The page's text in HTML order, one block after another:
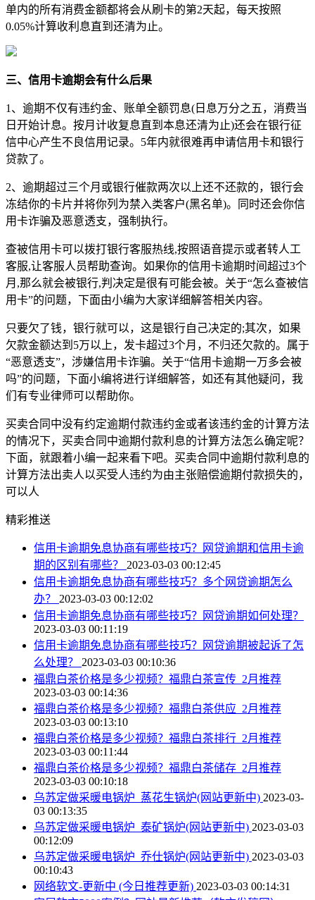
单内的所有消费金额都将会从刷卡的第2天起，每天按照
0.05%计算收利息直到还清为止。
三、信用卡逾期会有什么后果
1、逾期不仅有违约金、账单全额罚息(日息万分之五，消费当
日开始计息。按月计收复息直到本息还清为止)还会在银行征
信中心产生不良信用记录。5年内就很难再申请信用卡和银行
贷款了。
2、逾期超过三个月或银行催款两次以上还不还款的，银行会
冻结你的卡片并将你列为禁入类客户(黑名单)。同时还会你信
用卡诈骗及恶意透支，强制执行。
查被信用卡可以拨打银行客服热线,按照语音提示或者转人工
客服,让客服人员帮助查询。如果你的信用卡逾期时间超过3个
月,那么就会被银行,判决定是很有可能会被。关于“怎么查被信
用卡”的问题，下面由小编为大家详细解答相关内容。
只要欠了钱，银行就可以，这是银行自己决定的;其次，如果
欠款金额达到5万以上，发卡超过3个月，不归还欠款的。属于
“恶意透支”，涉嫌信用卡诈骗。关于“信用卡逾期一万多会被
吗”的问题，下面小编将进行详细解答，如还有其他疑问，我
们有专业律师可以帮助你。
买卖合同中没有约定逾期付款违约金或者该违约金的计算方法
的情况下，买卖合同中逾期付款利息的计算方法怎么确定呢？
下面，就跟着小编一起来看下吧。买卖合同中逾期付款利息的
计算方法出卖人以买受人违约为由主张赔偿逾期付款损失的，
可以人
精彩推送
信用卡逾期免息协商有哪些技巧？网贷逾期和信用卡逾
期的区别有哪些？ 2023-03-03 00:12:45
信用卡逾期免息协商有哪些技巧？多个网贷逾期怎么
办？ 2023-03-03 00:12:02
信用卡逾期免息协商有哪些技巧？网贷逾期如何处理？
2023-03-03 00:11:19
信用卡逾期免息协商有哪些技巧？网贷逾期被起诉了怎
么处理？ 2023-03-03 00:10:36
福鼎白茶价格是多少视频？福鼎白茶宣传_2月推荐
2023-03-03 00:14:36
福鼎白茶价格是多少视频？福鼎白茶供应_2月推荐
2023-03-03 00:13:10
福鼎白茶价格是多少视频？福鼎白茶排行_2月推荐
2023-03-03 00:11:44
福鼎白茶价格是多少视频？福鼎白茶储存_2月推荐
2023-03-03 00:10:18
乌苏定做采暖电锅炉_蒸花生锅炉(网站更新中) 2023-03-
03 00:13:35
乌苏定做采暖电锅炉_泰矿锅炉(网站更新中) 2023-03-03
00:12:09
乌苏定做采暖电锅炉_乔仕锅炉(网站更新中) 2023-03-03
00:10:43
网络软文-更新中 (今日推荐更新) 2023-03-03 00:14:31